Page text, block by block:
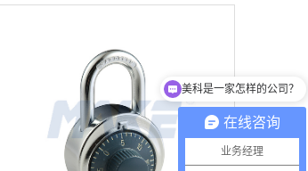
在线咨询
业务经理
美科是一家怎样的公司？